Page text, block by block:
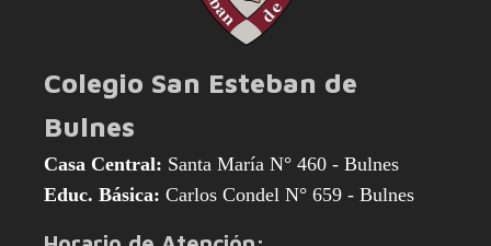
Colegio San Esteban de
Bulnes
Casa Central: Santa María N° 460 - Bulnes
Educ. Básica: Carlos Condel N° 659 - Bulnes